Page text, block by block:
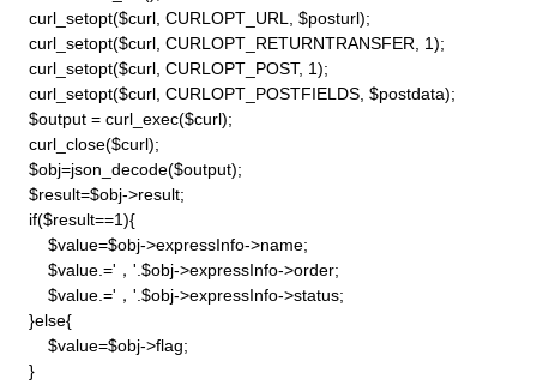
    curl_setopt($curl, CURLOPT_URL, $posturl);
    curl_setopt($curl, CURLOPT_RETURNTRANSFER, 1);
    curl_setopt($curl, CURLOPT_POST, 1);
    curl_setopt($curl, CURLOPT_POSTFIELDS, $postdata);
    $output = curl_exec($curl);
    curl_close($curl);
    $obj=json_decode($output);
    $result=$obj->result;
    if($result==1){
        $value=$obj->expressInfo->name;
        $value.='，'.$obj->expressInfo->order;
        $value.='，'.$obj->expressInfo->status;
    }else{
        $value=$obj->flag;
    }